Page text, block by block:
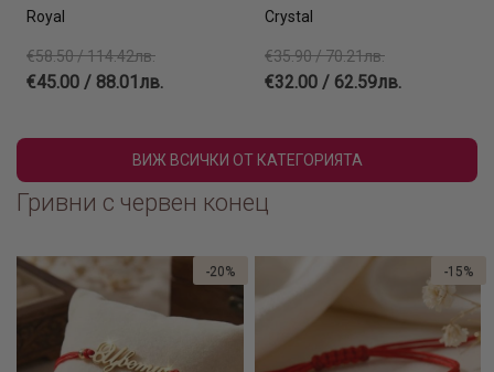
Royal
€58.50 / 114.42лв.
€45.00 / 88.01лв.
Crystal
€35.90 / 70.21лв.
€32.00 / 62.59лв.
ВИЖ ВСИЧКИ ОТ КАТЕГОРИЯТА
Гривни с червен конец
-20% -15%